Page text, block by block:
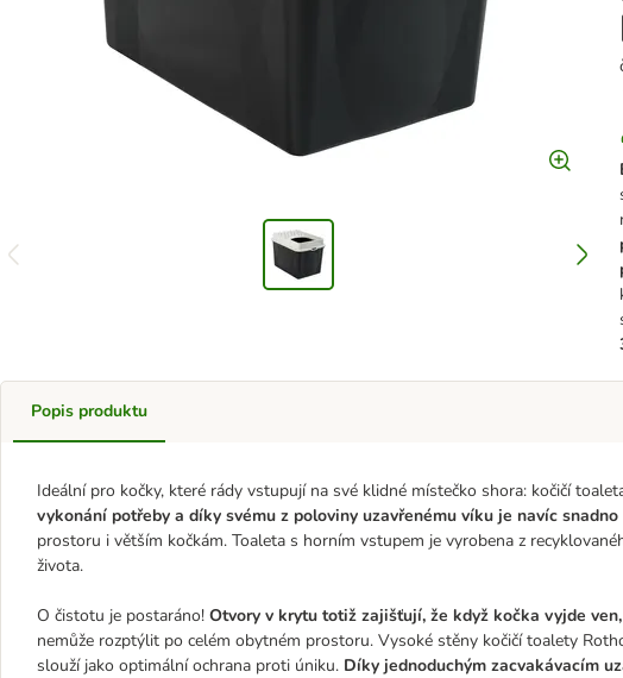
Popis produktu
Ideální pro kočky, které rády vstupují na své klidné místečko shora: kočičí
vykonání potřeby a díky svému z poloviny uzavřenému víku je navíc
prostoru i větším kočkám. Toaleta s horním vstupem je vyrobena z
života.
O čistotu je postaráno! Otvory v krytu totiž zajišťují, že když kočka vyjde
nemůže rozptýlit po celém obytném prostoru. Vysoké stěny kočičí toalety
slouží jako optimální ochrana proti úniku. Díky jednoduchým zacvakávacím